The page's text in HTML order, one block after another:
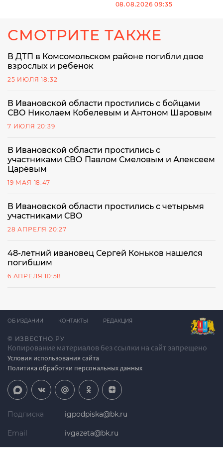
08.08.2026 09:35
СМОТРИТЕ ТАКЖЕ
В ДТП в Комсомольском районе погибли двое
взрослых и ребенок
25 ИЮЛЯ 18:32
В Ивановской области простились с бойцами
СВО Николаем Кобелевым и Антоном Шаровым
7 ИЮЛЯ 20:39
В Ивановской области простились с
участниками СВО Павлом Смеловым и Алексеем
Царёвым
19 МАЯ 18:47
В Ивановской области простились с четырьмя
участниками СВО
28 АПРЕЛЯ 20:27
48-летний ивановец Сергей Коньков нашелся
погибшим
6 АПРЕЛЯ 10:58
© ИЗВЕСТНО.РУ
Копирование материалов без ссылки на сайт запрещено
Условия использования сайта
Политика обработки персональных данных
ОБ ИЗДАНИИ КОНТАКТЫ РЕДАКЦИЯ
Подписка igpodpiska@bk.ru
Email ivgazeta@bk.ru